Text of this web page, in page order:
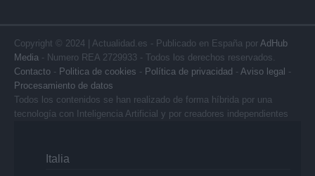
Copyright © 2024 | Actualidad.es - Publicado en España por AdHub
Media - Numero REA 2729933 - Todos los derechos reservados.
Contacto - Politica de cookies - Política de privacidad - Aviso legal -
Procesamiento de datos
Todos los contenidos se han realizado de forma híbrida por una
tecnología con Inteligencia Artificial y por creadores independientes
Italia